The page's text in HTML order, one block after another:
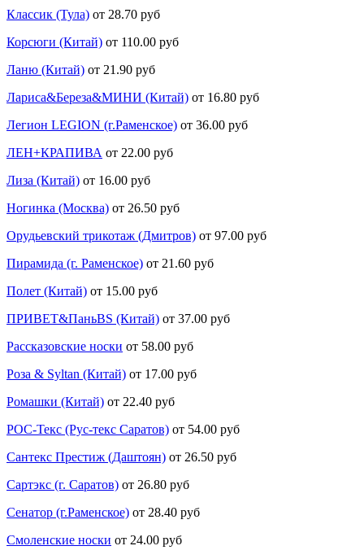
Классик (Тула) от 28.70 руб
Корсюги (Китай) от 110.00 руб
Ланю (Китай) от 21.90 руб
Лариса&Береза&МИНИ (Китай) от 16.80 руб
Легион LEGION (г.Раменское) от 36.00 руб
ЛЕН+КРАПИВА от 22.00 руб
Лиза (Китай) от 16.00 руб
Ногинка (Москва) от 26.50 руб
Орудьевский трикотаж (Дмитров) от 97.00 руб
Пирамида (г. Раменское) от 21.60 руб
Полет (Китай) от 15.00 руб
ПРИВЕТ&ПаньBS (Китай) от 37.00 руб
Рассказовские носки от 58.00 руб
Роза & Syltan (Китай) от 17.00 руб
Ромашки (Китай) от 22.40 руб
РОС-Текс (Рус-текс Саратов) от 54.00 руб
Сантекс Престиж (Даштоян) от 26.50 руб
Сартэкс (г. Саратов) от 26.80 руб
Сенатор (г.Раменское) от 28.40 руб
Смоленские носки от 24.00 руб